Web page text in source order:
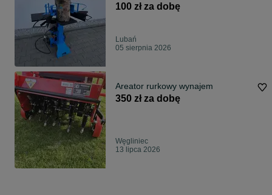
100 zł za dobę
Lubań
05 sierpnia 2026
Areator rurkowy wynajem
350 zł za dobę
Węgliniec
13 lipca 2026